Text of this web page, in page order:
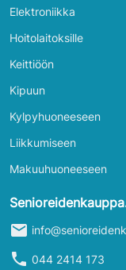
Elektroniikka
Hoitolaitoksille
Keittiöön
Kipuun
Kylpyhuoneeseen
Liikkumiseen
Makuuhuoneeseen
mail
phone 044 2414 173